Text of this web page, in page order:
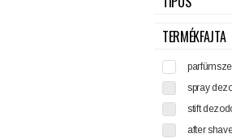
TERMÉKFAJTA
spray
stift
after